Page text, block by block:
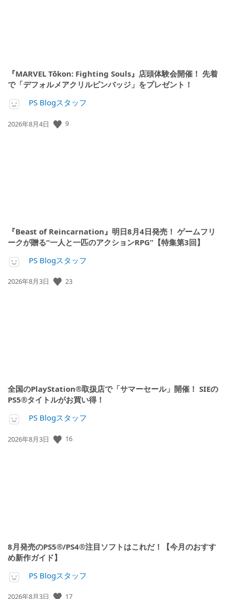
『MARVEL Tōkon: Fighting Souls』店頭体験会開催！ 先着
で「デフォルメアクリルピンバッジ」をプレゼント！
PS Blogスタッフ
公
2026年8月4日 9
『Beast of Reincarnation』明日8月4日発売！ ゲームフリ
ークが贈る“一人と一匹のアクションRPG”【特集第3回】
PS Blogスタッフ
公
2026年8月3日 23
全国のPlayStation®取扱店で「サマーセール」開催！ SIEの
PS5®タイトルがお買い得！
PS Blogスタッフ
公
2026年8月3日 16
8月発売のPS5®/PS4®注目ソフトはこれだ！【今月のおすす
め新作ガイド】
PS Blogスタッフ
公
2026年8月3日 17